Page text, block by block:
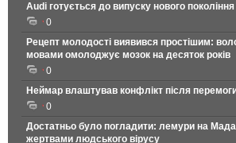
Audi готується до випуску нового
0
Рецепт молодості виявився простішим:
мовами омолоджує мозок на десяток років
0
Неймар влаштував конфлікт після
0
Достатньо було погладити: лемури на
жертвами людського вірусу